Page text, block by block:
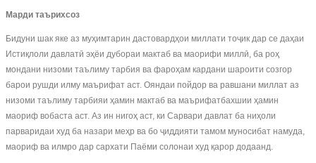
Марди таърихсоз
Бидуни шак яке аз муҳимтарин дастовардҳои миллати тоҷик дар се даҳаи
Истиқлоли давлатӣ эҳёи дубораи мактаб ва маорифи миллӣ, ба роҳ
мондани низоми таълиму тарбия ва фароҳам кардани шароити созгор
барои рушди илму маърифат аст. Ояндаи пойдор ва равшани миллат аз
низоми таълиму тарбияи ҳамин мактаб ва маърифатбахшии ҳамин
маориф вобаста аст. Аз ин нигоҳ аст, ки Сарвари давлат ба ниҳоли
парваридаи худ ба назари меҳр ва бо ҷиддияти тамом муносибат намуда,
маориф ва илмро дар сархати Паёми солонаи худ қарор додаанд.